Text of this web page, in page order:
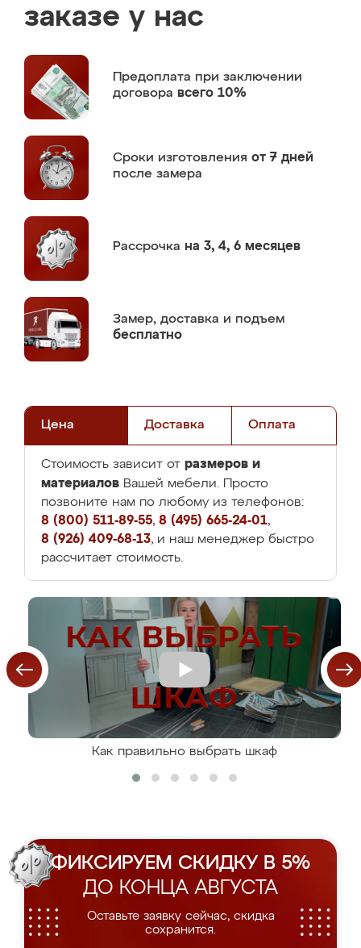
заказе у нас
Предоплата при заключении
договора всего 10%
Сроки изготовления от 7 дней
после замера
Рассрочка на 3, 4, 6 месяцев
Замер, доставка и подъем
бесплатно
Цена Доставка Оплата
Стоимость зависит от размеров и
материалов Вашей мебели. Просто
позвоните нам по любому из телефонов:
8 (800) 511-89-55, 8 (495) 665-24-01,
8 (926) 409-68-13, и наш менеджер быстро
рассчитает стоимость.
Как правильно выбрать шкаф
ФИКСИРУЕМ СКИДКУ В 5%
ДО КОНЦА АВГУСТА
Оставьте заявку сейчас, скидка
сохранится.